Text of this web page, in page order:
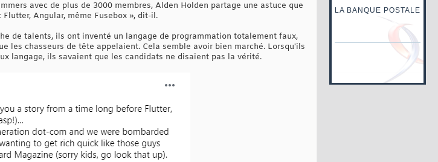
avec de plus de 3000 membres, Alden Holden partage une astuce que
Angular, même Fusebox », dit-il.
de talents, ils ont inventé un langage de programmation totalement faux,
les chasseurs de tête appelaient. Cela semble avoir bien marché. Lorsqu'ils
langage, ils savaient que les candidats ne disaient pas la vérité.